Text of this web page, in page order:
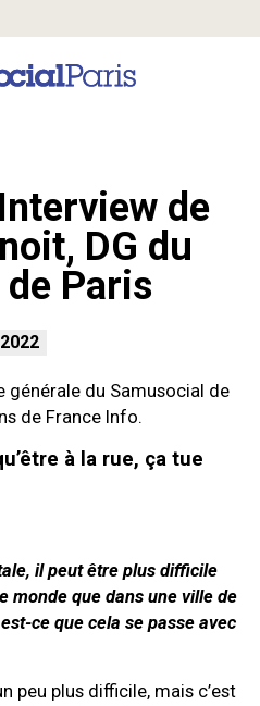
de
DG du
Paris
générale du Samusocial de
de France Info.
à la rue, ça tue
il peut être plus difficile
monde que dans une ville de
ce que cela se passe avec
peu plus difficile, mais c’est